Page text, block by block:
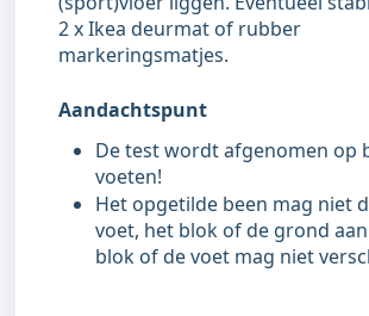
2 x Ikea deurmat of rubber
markeringsmatjes.
Aandachtspunt
De test wordt afgenomen op
voeten!
Het opgetilde been mag niet
voet, het blok of de grond
blok of de voet mag niet